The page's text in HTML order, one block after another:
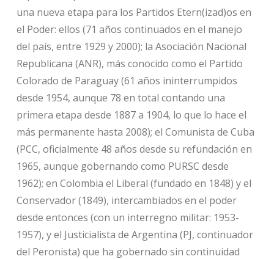
una nueva etapa para los Partidos Etern(izad)os en
el Poder: ellos (71 años continuados en el manejo
del país, entre 1929 y 2000); la Asociación Nacional
Republicana (ANR), más conocido como el Partido
Colorado de Paraguay (61 años ininterrumpidos
desde 1954, aunque 78 en total contando una
primera etapa desde 1887 a 1904, lo que lo hace el
más permanente hasta 2008); el Comunista de Cuba
(PCC, oficialmente 48 años desde su refundación en
1965, aunque gobernando como PURSC desde
1962); en Colombia el Liberal (fundado en 1848) y el
Conservador (1849), intercambiados en el poder
desde entonces (con un interregno militar: 1953-
1957), y el Justicialista de Argentina (PJ, continuador
del Peronista) que ha gobernado sin continuidad